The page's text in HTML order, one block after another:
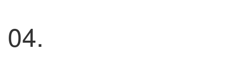
04.